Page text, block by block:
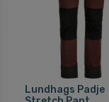
Lundhags Padje